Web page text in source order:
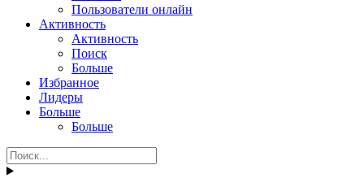
Пользователи онлайн
Активность
Активность
Поиск
Больше
Избранное
Лидеры
Больше
Больше